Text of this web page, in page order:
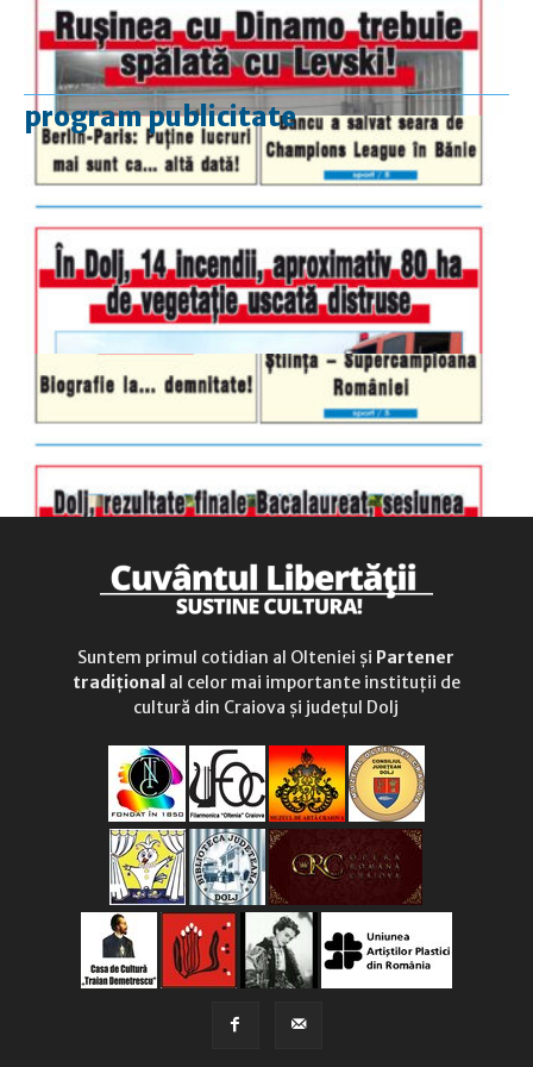
program publicitate
luni-vineri
9.00 - 17.00
duminică
9.00 - 12.00
Suntem primul cotidian al Olteniei și Partener
tradițional al celor mai importante instituții de
cultură din Craiova și județul Dolj